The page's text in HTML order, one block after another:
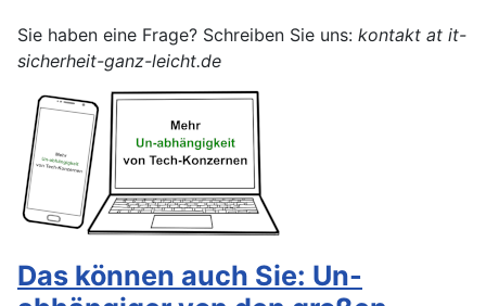
Sie haben eine Frage? Schreiben Sie uns: kontakt at it-
sicherheit-ganz-leicht.de
Das können auch Sie: Un-